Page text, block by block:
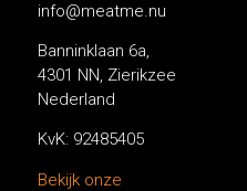
info@meatme.nu
Banninklaan 6a,
4301 NN, Zierikzee
Nederland
KvK: 92485405
Bekijk onze